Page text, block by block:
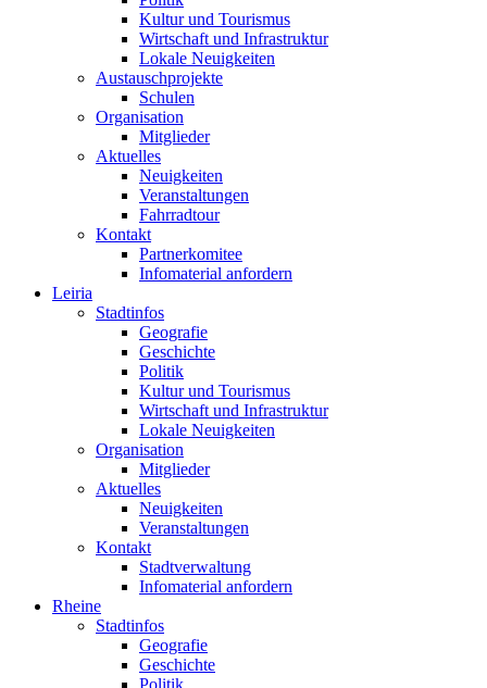
Kultur und Tourismus
Wirtschaft und Infrastruktur
Lokale Neuigkeiten
Austauschprojekte
Schulen
Organisation
Mitglieder
Aktuelles
Neuigkeiten
Veranstaltungen
Fahrradtour
Kontakt
Partnerkomitee
Infomaterial anfordern
Leiria
Stadtinfos
Geografie
Geschichte
Politik
Kultur und Tourismus
Wirtschaft und Infrastruktur
Lokale Neuigkeiten
Organisation
Mitglieder
Aktuelles
Neuigkeiten
Veranstaltungen
Kontakt
Stadtverwaltung
Infomaterial anfordern
Rheine
Stadtinfos
Geografie
Geschichte
Politik